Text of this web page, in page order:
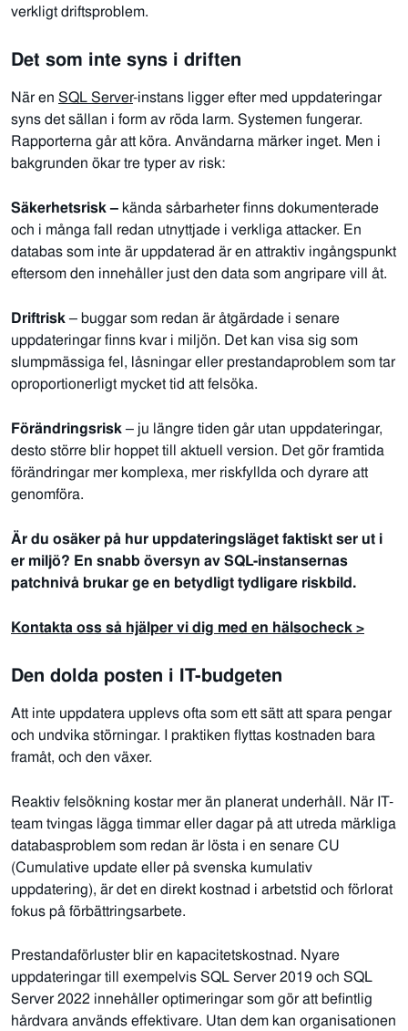
verkligt driftsproblem.
Det som inte syns i driften
När en SQL Server-instans ligger efter med uppdateringar
syns det sällan i form av röda larm. Systemen fungerar.
Rapporterna går att köra. Användarna märker inget. Men i
bakgrunden ökar tre typer av risk:
Säkerhetsrisk – kända sårbarheter finns dokumenterade
och i många fall redan utnyttjade i verkliga attacker. En
databas som inte är uppdaterad är en attraktiv ingångspunkt
eftersom den innehåller just den data som angripare vill åt.
Driftrisk– buggar som redan är åtgärdade i senare
uppdateringar finns kvar i miljön. Det kan visa sig som
slumpmässiga fel, låsningar eller prestandaproblem som tar
oproportionerligt mycket tid att felsöka.
Förändringsrisk– ju längre tiden går utan uppdateringar,
desto större blir hoppet till aktuell version. Det gör framtida
förändringar mer komplexa, mer riskfyllda och dyrare att
genomföra.
Är du osäker på hur uppdateringsläget faktiskt ser ut i
er miljö? En snabb översyn av SQL-instansernas
patchnivå brukar ge en betydligt tydligare riskbild.
Kontakta oss så hjälper vi dig med en hälsocheck >
Den dolda posten i IT-budgeten
Att inte uppdatera upplevs ofta som ett sätt att spara pengar
och undvika störningar. I praktiken flyttas kostnaden bara
framåt, och den växer.
Reaktiv felsökning kostar mer än planerat underhåll. När IT-
team tvingas lägga timmar eller dagar på att utreda märkliga
databasproblem som redan är lösta i en senare CU
(Cumulative update eller på svenska kumulativ
uppdatering), är det en direkt kostnad i arbetstid och förlorat
fokus på förbättringsarbete.
Prestandaförluster blir en kapacitetskostnad. Nyare
uppdateringar till exempelvis SQL Server 2019 och SQL
Server 2022 innehåller optimeringar som gör att befintlig
hårdvara används effektivare. Utan dem kan organisationen